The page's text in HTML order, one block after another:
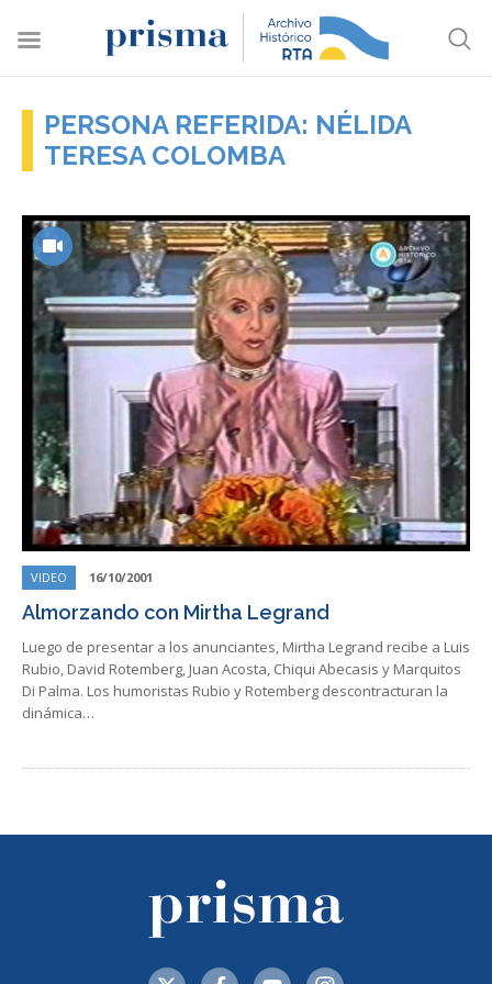
PERSONA REFERIDA: NÉLIDA
TERESA COLOMBA
VIDEO 16/10/2001
Almorzando con Mirtha Legrand
Luego de presentar a los anunciantes, Mirtha Legrand recibe a Luis
Rubio, David Rotemberg, Juan Acosta, Chiqui Abecasis y Marquitos
Di Palma. Los humoristas Rubio y Rotemberg descontracturan la
dinámica…